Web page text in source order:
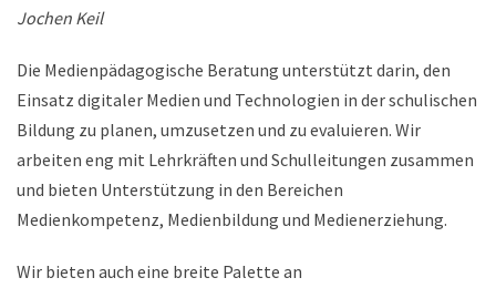
Jochen Keil
Die Medienpädagogische Beratung unterstützt darin, den
Einsatz digitaler Medien und Technologien in der schulischen
Bildung zu planen, umzusetzen und zu evaluieren. Wir
arbeiten eng mit Lehrkräften und Schulleitungen zusammen
und bieten Unterstützung in den Bereichen
Medienkompetenz, Medienbildung und Medienerziehung.
Wir bieten auch eine breite Palette an